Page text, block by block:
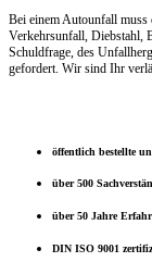
Bei einem Autounfall muss
Verkehrsunfall, Diebstahl,
Schuldfrage, des
gefordert. Wir sind Ihr
öffentlich bestellte
über 500
über 50 Jahre
DIN ISO 9001